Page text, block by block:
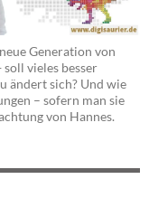
Generation von
vieles besser
ändert sich? Und wie
– sofern man sie
von Hannes.